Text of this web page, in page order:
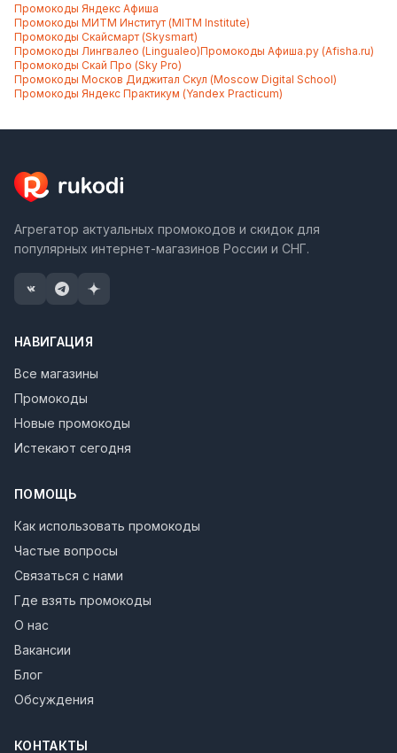
Промокоды Яндекс Афиша
Промокоды МИТМ Институт (MITM Institute)
Промокоды Скайсмарт (Skysmart)
Промокоды Лингвалео (Lingualeo)Промокоды Афиша.ру (Afisha.ru)
Промокоды Скай Про (Sky Pro)
Промокоды Москов Диджитал Скул (Moscow Digital School)
Промокоды Яндекс Практикум (Yandex Practicum)
Агрегатор актуальных промокодов и скидок для
популярных интернет-магазинов России и СНГ.
НАВИГАЦИЯ
Все магазины
Промокоды
Новые промокоды
Истекают сегодня
ПОМОЩЬ
Как использовать промокоды
Частые вопросы
Связаться с нами
Где взять промокоды
О нас
Вакансии
Блог
Обсуждения
КОНТАКТЫ